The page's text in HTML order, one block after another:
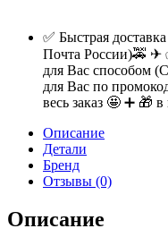
✅ Быстрая
Почта России)🚕 ✈
для Вас способом
для Вас по
весь заказ 🤩 ➕ 🎁
Описание
Детали
Бренд
Отзывы (0)
Описание